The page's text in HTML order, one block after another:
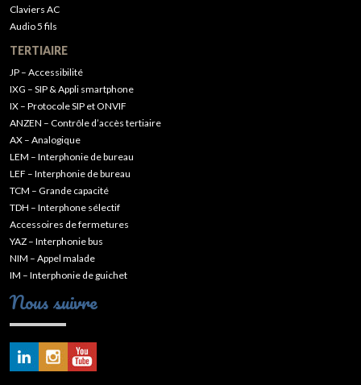
Claviers AC
Audio 5 fils
TERTIAIRE
JP – Accessibilité
IXG – SIP & Appli smartphone
IX – Protocole SIP et ONVIF
ANZEN – Contrôle d’accès tertiaire
AX – Analogique
LEM – Interphonie de bureau
LEF – Interphonie de bureau
TCM – Grande capacité
TDH – Interphone sélectif
Accessoires de fermetures
YAZ – Interphonie bus
NIM – Appel malade
IM – Interphonie de guichet
Nous suivre